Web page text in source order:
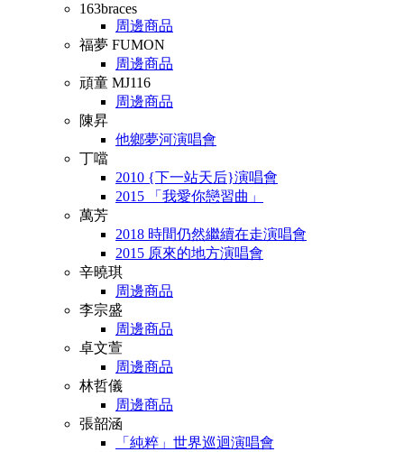
163braces
周邊商品
福夢 FUMON
周邊商品
頑童 MJ116
周邊商品
陳昇
他鄉夢河演唱會
丁噹
2010 {下一站天后}演唱會
2015 「我愛你戀習曲」
萬芳
2018 時間仍然繼續在走演唱會
2015 原來的地方演唱會
辛曉琪
周邊商品
李宗盛
周邊商品
卓文萱
周邊商品
林哲儀
周邊商品
張韶涵
「純粹」世界巡迴演唱會